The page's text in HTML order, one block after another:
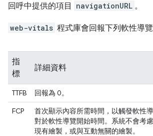
回呼中提供的項目
navigationURL 。
web-vitals 程式庫會回報下列軟性導覽
指
標
詳細資料
TTFB
回報為 0。
FCP
首次顯示內容所需時間，以觸發軟性
對於軟性導覽開始時間。系統不會考
現有繪製，或與互動無關的繪製。